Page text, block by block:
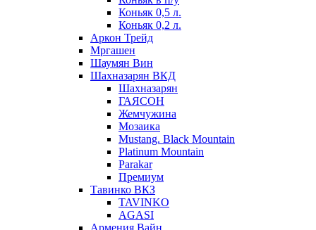
Коньяк 0,5 л.
Коньяк 0,2 л.
Аркон Трейд
Мргашен
Шаумян Вин
Шахназарян ВКД
Шахназарян
ГАЯСОН
Жемчужина
Мозаика
Mustang. Black Mountain
Platinum Mountain
Parakar
Премиум
Тавинко ВКЗ
TAVINKO
AGASI
Армения Вайн